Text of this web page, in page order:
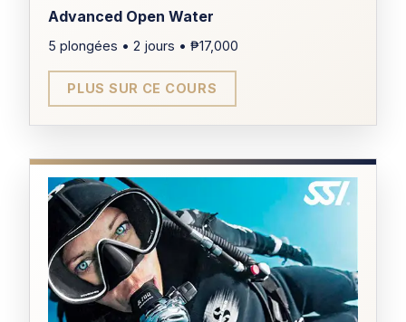
TARIF
₱3,000
DURÉE
3 jours
10 ans
PRÉREQUIS
Savoir nager
CERTIFICATION
Advanced Open Water
5 plongées • 2 jours • ₱17,000
PLUS SUR CE COURS